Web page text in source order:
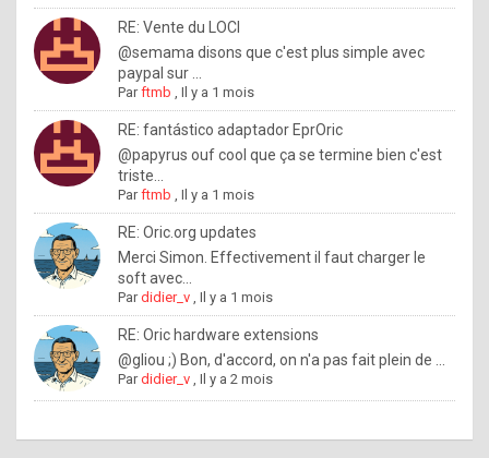
a
n
t
o
n
o
w
h
o
w
o
RE: Vente du LOCI
@semama disons que c'est plus simple avec
paypal sur ...
Parftmb ,Il y a 1 mois
RE: fantástico adaptador EprOric
@papyrus ouf cool que ça se termine bien c'est
triste...
Parftmb ,Il y a 1 mois
RE: Oric.org updates
Merci Simon. Effectivement il faut charger le
soft avec...
Pardidier_v ,Il y a 1 mois
RE: Oric hardware extensions
@gliou ;) Bon, d'accord, on n'a pas fait plein de ...
Pardidier_v ,Il y a 2 mois